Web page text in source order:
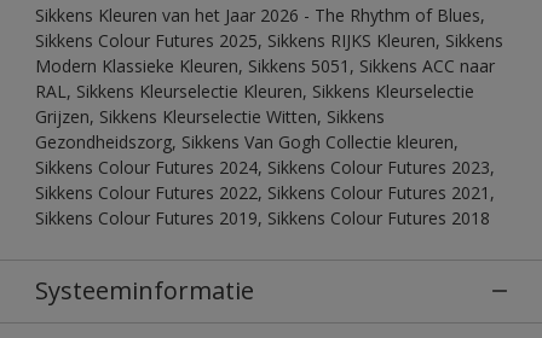
Sikkens Kleuren van het Jaar 2026 - The Rhythm of Blues,
Sikkens Colour Futures 2025, Sikkens RIJKS Kleuren, Sikkens
Modern Klassieke Kleuren, Sikkens 5051, Sikkens ACC naar
RAL, Sikkens Kleurselectie Kleuren, Sikkens Kleurselectie
Grijzen, Sikkens Kleurselectie Witten, Sikkens
Gezondheidszorg, Sikkens Van Gogh Collectie kleuren,
Sikkens Colour Futures 2024, Sikkens Colour Futures 2023,
Sikkens Colour Futures 2022, Sikkens Colour Futures 2021,
Sikkens Colour Futures 2019, Sikkens Colour Futures 2018
Systeeminformatie